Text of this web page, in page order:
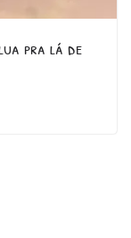
pra lá de